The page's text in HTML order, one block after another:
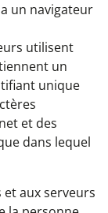
un navigateur
utilisent
un
unique
et des
dans lequel
et aux serveurs